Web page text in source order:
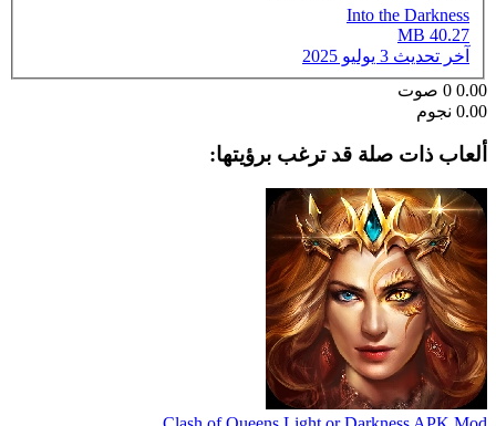
Into the Darkness
40.27 MB
آخر تحديث 3 يوليو 2025
0.00
0 صوت
0.00 نجوم
ألعاب ذات صلة قد ترغب برؤيتها: